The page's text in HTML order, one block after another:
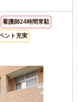
看護師24時間常駐
ント充実